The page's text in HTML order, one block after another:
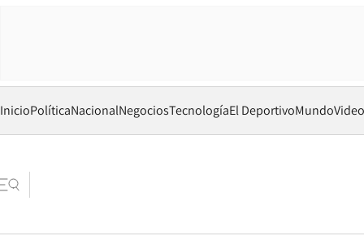
InicioPolíticaNacionalNegociosTecnologíaEl DeportivoMundo